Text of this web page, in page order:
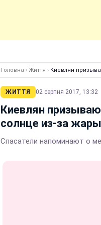
Головна › Життя › Киевлян
ЖИТТЯ 02 серпня 2017, 13:32
Киевлян
солнце из-за жары
Спасатели напоминают о